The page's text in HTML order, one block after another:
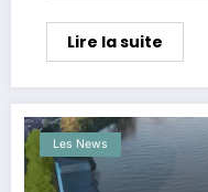
Lire la suite
Les News